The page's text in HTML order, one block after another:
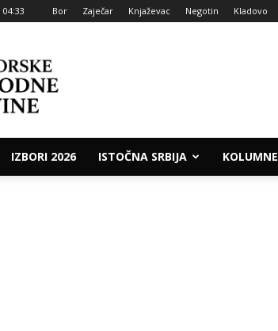
Bor Zaječar Knjaževac Negotin Kladovo
IZBORI 2026 ISTOČNA SRBIJA